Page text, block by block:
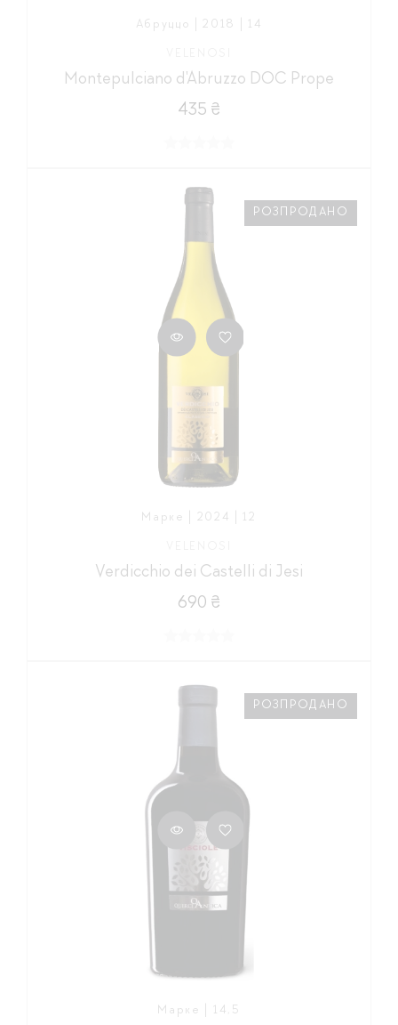
Абруццо | 2018 | 14
Montepulciano d'Abruzzo DOC Prope
435 ₴
Марке | 2024 | 12
Verdicchio dei Castelli di Jesi
690 ₴
РОЗПРОДАНО
Марке | 14,5
РОЗПРОДАНО